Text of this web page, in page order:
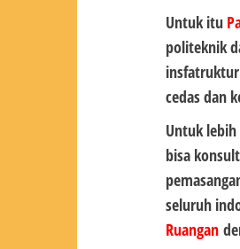
Untuk itu
politeknik
cedas dan
Untuk
bisa
seluruh
Ruangan